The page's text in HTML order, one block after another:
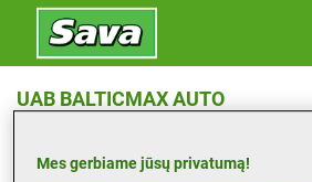
UAB BALTICMAX AUTO
Mes gerbiame jūsų privatumą!